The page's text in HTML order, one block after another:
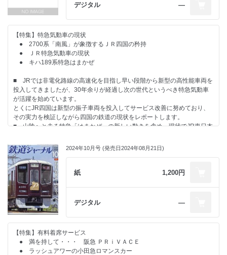
デジタル ―
【特集】特急気動車の現状
● 2700系「南風」が象徴するＪＲ四国の矜持
● ＪＲ特急気動車の現状
● キハ189系特急はまかぜ
■ JRでは非電化路線の高速化を目指し早い段階から新型の高性能車両を
投入してきましたが、30年余りが経過し次の世代というべき特急気動車
が活躍を始めています。
とくにJR四国は新型の振子車両を投入してサービス改善に努めており、
その実力を検証しながら四国の鉄道の現状をレポートします。
■ 山陰へと走る特急「はまかぜ」の新しい動きを含め、現状でJR東日本
■ また「凋落のメインライン」シリーズではすでに実態を失った日本海
縦貫線を取り上げていますが、最後に奥羽本線の秋田～青森間を旅しなが
ら、そして津軽線へと乗り進めました。
2024年10月号 (発売日2024年08月21日)
紙 1,200円
デジタル ―
【特集】有料着席サービス
● 満を持して・・・ 阪急 ＰＲｉＶＡＣＥ
● ラッシュアワーの小田急ロマンスカー